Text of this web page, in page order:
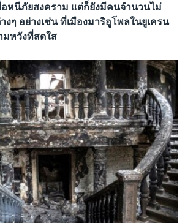
อหนีภัยสงคราม แต่ก็ยังมีคนจำนวนไม่
งๆ อย่างเช่น ที่เมืองมาริอูโพลในยูเครน
มหวังที่สดใส